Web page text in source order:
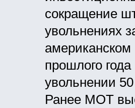
сокращение
увольнениях
прошлого
увольнении
Ранее МОТ